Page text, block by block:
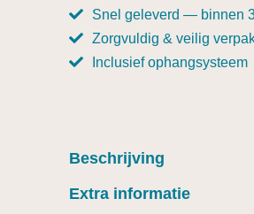
Snel geleverd — binnen
Zorgvuldig & veilig
Inclusief ophangsysteem
Beschrijving
Extra informatie